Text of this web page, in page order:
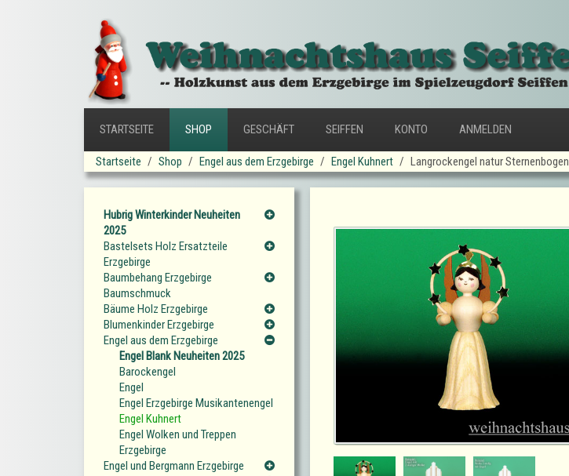
STARTSEITE SHOP GESCHÄFT SEIFFEN KONTO ANMELDEN
Startseite Shop Engel aus dem Erzgebirge Engel Kuhnert Langrockengel natur Sternenbogen
Hubrig Winterkinder Neuheiten
2025
Bastelsets Holz Ersatzteile
Erzgebirge
Baumbehang Erzgebirge
Baumschmuck
Bäume Holz Erzgebirge
Blumenkinder Erzgebirge
Engel aus dem Erzgebirge
Engel Blank Neuheiten 2025
Barockengel
Engel
Engel Erzgebirge Musikantenengel
Engel Kuhnert
Engel Wolken und Treppen
Erzgebirge
Engel und Bergmann Erzgebirge